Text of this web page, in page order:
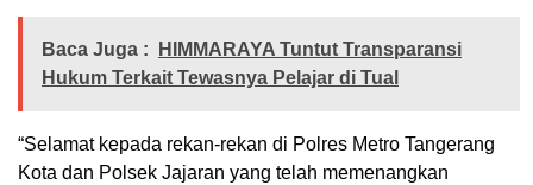
Baca Juga :
HIMMARAYA Tuntut Transparansi
Hukum Terkait Tewasnya Pelajar di Tual
“Selamat kepada rekan-rekan di Polres Metro Tangerang
Kota dan Polsek Jajaran yang telah memenangkan